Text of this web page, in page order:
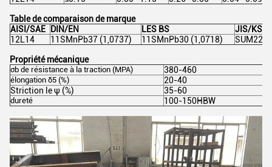
Table de comparaison de marque
AISI/SAE
DIN/EN LES BS
JIS/KS
12L14
11SMnPb37 (1,0737) 11SMnPb30 (1,0718) SUM22L
Propriété mécanique
σb de résistance à la traction (MPA) 380-460
élongation δ5 (%)
20-40
Striction leψ (%) 35-60
dureté 100-150HBW